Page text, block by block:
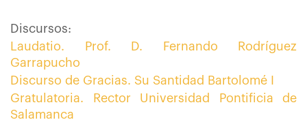
Discursos:
Laudatio. Prof. D. Fernando Rodríguez
Garrapucho
Discurso de Gracias. Su Santidad Bartolomé I
Gratulatoria. Rector Universidad Pontificia de
Salamanca